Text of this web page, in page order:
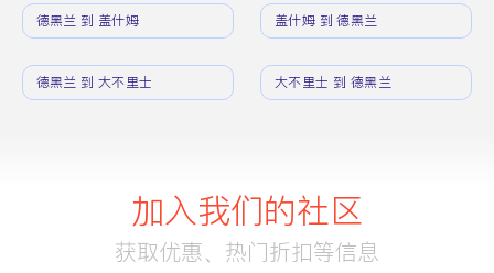
德黑兰 到 盖什姆 盖什姆 到 德黑兰
德黑兰 到 大不里士 大不里士 到 德黑兰
加入我们的社区
获取优惠、热门折扣等信息